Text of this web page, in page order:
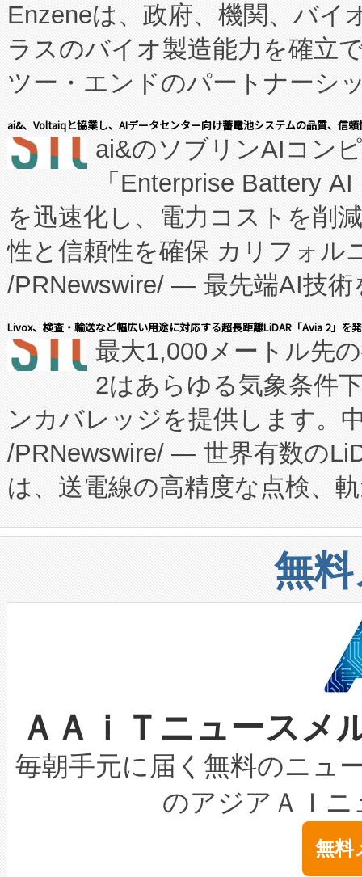
Enzeneは、政府、機関、バイ
ラスのバイオ製造能力を確立
ツー・エンドのパートナーシ
表しました。 同社の実績ある
manufacturing™ (FCCM™) プ
たNeXは、バイオ医薬品製造
従来のフェッドバッチ施設の
に、患者やサプライチェーン
キー方式で拡張性が高く、持
す。FCCM‑を活用した現地生
患者にとっての費用負担を大
のアクセスを大幅に拡大する
Fully-Connected Continuous
プログラムには、施設設計・
に関する技術移転および知的
構造化トレーニングカリキュ
上げおよび商用化段階におけ
設備整備および立ち上げ調整
加組織は、Enzeneのバイオ
選定された製品について、自
取得できる可能性もあります
設には、3億～4億ドルかか
最高経営責任者（CEO）であ
す。「当社のfully-connected
ームを利用すれば、6,000万
きます。この効率性は、フェ
ai&、Voltaiqと協業し、AIデータセンター向け蓄電池システムの品質、信
ai&のソブリンAIコン
「Enterprise Battery
を迅速化し、電力コストを削
性と信頼性を確保 カリフォル
/PRNewswire/ — 最先端AI技術
会社エーアイ・アンド：本社
President原信平）と、エンタ
ードするVoltaiqは、日本にあ
ーエネルギー貯蔵システム（
た。 Voltaiq独自のAI搭載プラ
定、統合、導入、運用に至る
安全性を追跡し、確保する事
増加しているデータセンター
る電力網に大きな負担をかけ
事業者の負担軽減という課題
系統連系を迅速にし、ピーク
限を超えて利用可能な電力容
持できるよう貢献します。こ
ービスレベル契約（SLA）違
テリー性能の劣化によるダウ
念は、現在データセンターが
ます。 Voltaiq provides a
Livox、検査・輸送など幅広い用途に対応する超長距離LiDAR「Avia 2」を
最大1,000メートル先
2はあらゆる気象条件
ンカバレッジを提供します。
/PRNewswire/ — 世界有数の
は、送電線の高精度な点検、
や穀物倉庫におけるバルク材
リューション「Avia 2」を発
したAvia 2は、1,000メート
狭視野のFOVを切り替えるこ
ケーブル、枝などの細かな対
なレーザースポットにより、
な環境下でも豊かなディテー
キロメートル範囲を検出
LiDAR for Inspections,
は1535 nmレーザーを搭載。
イズの小径化を実現すること
無
ＡＡｉＴニュース
毎朝手元に届く無料のニュ
のアジアＡＩ
無料